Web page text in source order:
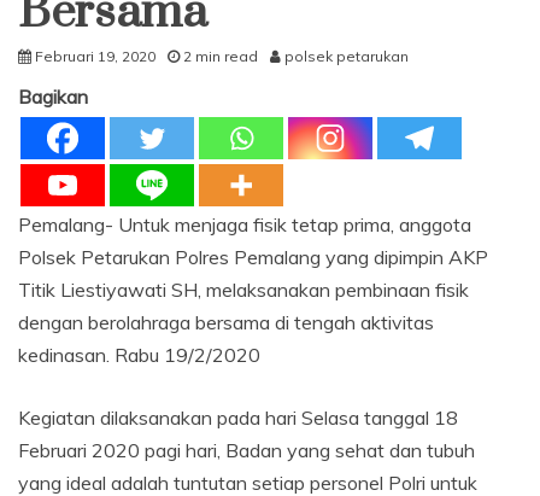
Bersama
Februari 19, 2020 2 min read polsek petarukan
Bagikan
Pemalang- Untuk menjaga fisik tetap prima, anggota
Polsek Petarukan Polres Pemalang yang dipimpin AKP
Titik Liestiyawati SH, melaksanakan pembinaan fisik
dengan berolahraga bersama di tengah aktivitas
kedinasan. Rabu 19/2/2020
Kegiatan dilaksanakan pada hari Selasa tanggal 18
Februari 2020 pagi hari, Badan yang sehat dan tubuh
yang ideal adalah tuntutan setiap personel Polri untuk